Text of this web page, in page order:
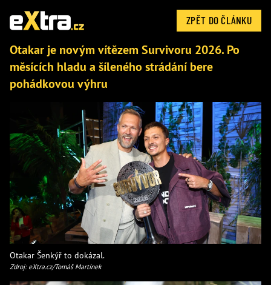
ZPĚT DO ČLÁNKU
Otakar je novým vítězem Survivoru 2026. Po
měsících hladu a šíleného strádání bere
pohádkovou výhru
Otakar Šenkýř to dokázal.
Zdroj: eXtra.cz/Tomáš Martínek